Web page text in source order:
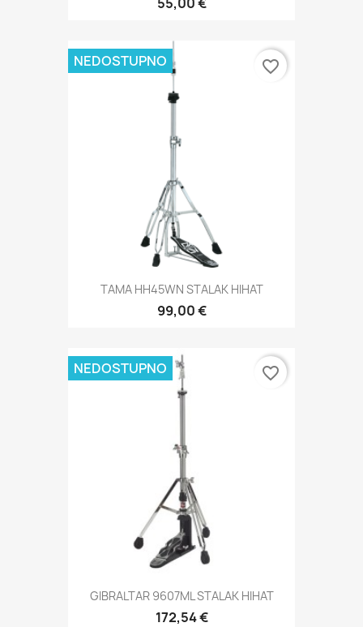
TAMA HH45WN STALAK HIHAT
99,00 €
NEDOSTUPNO favorite_border
GIBRALTAR 9607ML STALAK HIHAT
172,54 €
NEDOSTUPNO favorite_border